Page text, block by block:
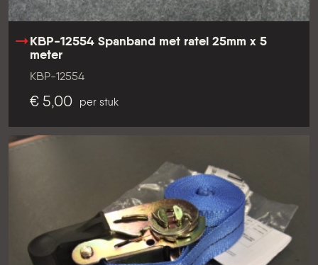
KBP-12554 Spanband met ratel 25mm x 5
meter
KBP-12554
€ 5,00 per stuk